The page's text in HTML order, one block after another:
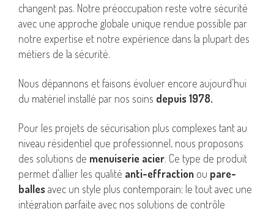
changent pas. Notre préoccupation reste votre sécurité
avec une approche globale unique rendue possible par
notre expertise et notre expérience dans la plupart des
métiers de la sécurité.
Nous dépannons et faisons évoluer encore aujourd’hui
du matériel installé par nos soins depuis 1978.
Pour les projets de sécurisation plus complexes tant au
niveau résidentiel que professionnel, nous proposons
des solutions de menuiserie acier. Ce type de produit
permet d’allier les qualité anti-effraction ou pare-
ballesavec un style plus contemporain; le tout avec une
intégration parfaite avec nos solutions de contrôle